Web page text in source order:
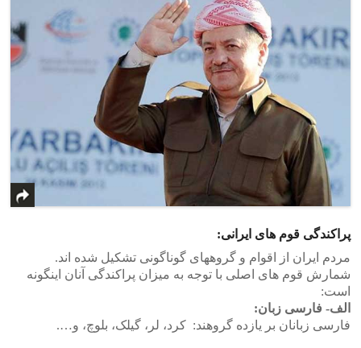
پراکندگی قوم های ایرانی:
مردم ایران از اقوام و گروههای گوناگونی تشکیل شده اند.
شمارش قوم های اصلی با توجه به میزان پراکندگی آنان اینگونه
است:
الف- فارسی زبان:
فارسی زبانان بر یازده گروهند: کرد، لر، گیلک، بلوچ، و….